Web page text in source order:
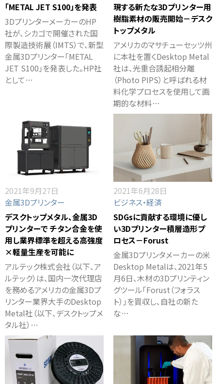
「METAL JET S100」を発表
3DプリンターメーカーのHP
社が、シカゴで開催された国
際製造技術展（IMTS）で、新型
金属3Dプリンター「METAL
JET S100」を発表した。HP社
として…
現する新たな3Dプリンター用
樹脂素材の販売開始－デスク
トップメタル
アメリカのマサチューセッツ州
に本社を置くDesktop Metal
社は、光重合誘起相分離
（Photo PIPS）と呼ばれる材
料化学プロセスを使用して画
期的な材料…
2021年9月27日
金属3Dプリンター
デスクトップメタル、金属3D
プリンターで チタン合金を使
用し業界標準を超える高強度
×軽量生産を可能に
アルテック株式会社（以下、ア
ルテック）は、国内一次代理店
を務めるアメリカの金属3Dプ
リンター業界大手のDesktop
Metal社（以下、デスクトップメ
タル社）…
2021年6月28日
ビジネス・経済
SDGsに貢献する環境に優し
い3Dプリンター積層造形プ
ロセス－Forust
金属3Dプリンタメーカーの米
Desktop Metalは、2021年5
月6日、木材の3Dプリンティン
グツール「Forust（フォラス
ト）」を買収し、自社の新た
な…